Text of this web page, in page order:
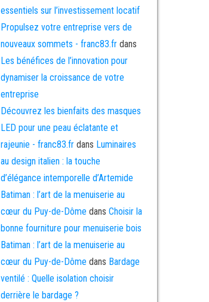
essentiels sur l’investissement locatif
Propulsez votre entreprise vers de
nouveaux sommets - franc83.frdans
Les bénéfices de l’innovation pour
dynamiser la croissance de votre
entreprise
Découvrez les bienfaits des masques
LED pour une peau éclatante et
rajeunie - franc83.frdans Luminaires
au design italien : la touche
d’élégance intemporelle d’Artemide
Batiman : l’art de la menuiserie au
cœur du Puy-de-Dôme dans Choisir la
bonne fourniture pour menuiserie bois
Batiman : l’art de la menuiserie au
cœur du Puy-de-Dôme dans Bardage
ventilé : Quelle isolation choisir
derrière le bardage ?